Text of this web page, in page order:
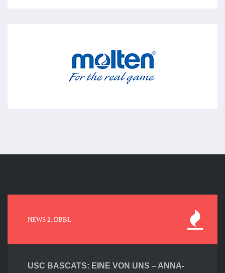
NEWS 2. DBBL
USC BASCATS: EINE VON UNS – ANNA-